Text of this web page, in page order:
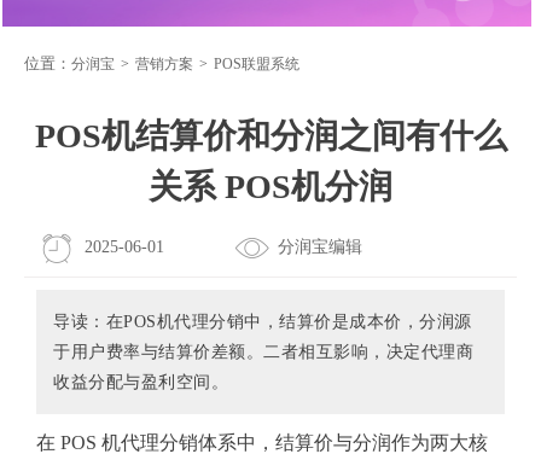
位置： 分润宝 > 营销方案 > POS联盟系统
POS机结算价和分润之间有什么
关系 POS机分润
2025-06-01 分润宝编辑
导读：在POS机代理分销中，结算价是成本价，分润源
于用户费率与结算价差额。二者相互影响，决定代理商
收益分配与盈利空间。
在 POS 机代理分销体系中，结算价与分润作为两大核